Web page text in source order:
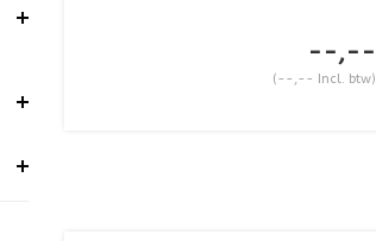
--,--
(--,-- Incl. btw)